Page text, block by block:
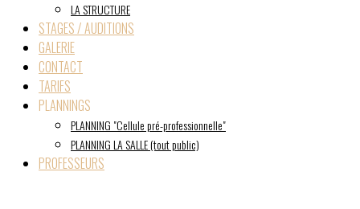
LA STRUCTURE
STAGES / AUDITIONS
GALERIE
CONTACT
TARIFS
PLANNINGS
PLANNING "Cellule pré-professionnelle"
PLANNING LA SALLE (tout public)
PROFESSEURS